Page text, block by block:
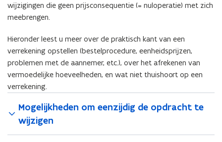
wijzigingen die geen prijsconsequentie (= nuloperatie) met zich
meebrengen.
Hieronder leest u meer over de praktisch kant van een
verrekening opstellen (bestelprocedure, eenheidsprijzen,
problemen met de aannemer, etc.), over het afrekenen van
vermoedelijke hoeveelheden, en wat niet thuishoort op een
verrekening.
Mogelijkheden om eenzijdig de opdracht te
wijzigen